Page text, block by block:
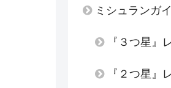
ミシュランガ
『３つ星』
『２つ星』